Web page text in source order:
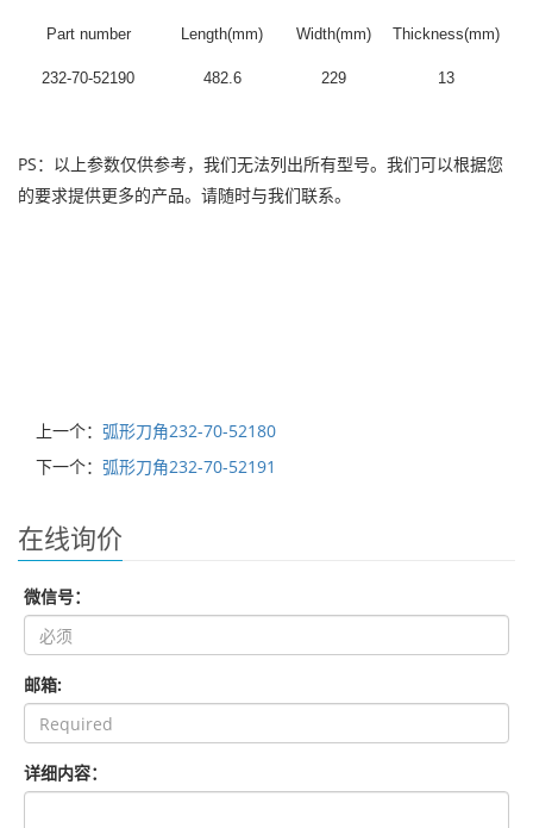
Part number Length(mm) Width(mm) Thickness(mm)
232-70-52190 482.6 229 13
PS：以上参数仅供参考，我们无法列出所有型号。我们可以根据您
的要求提供更多的产品。请随时与我们联系。
上一个： 弧形刀角232-70-52180
下一个： 弧形刀角232-70-52191
在线询价
微信号：
邮箱:
详细内容：